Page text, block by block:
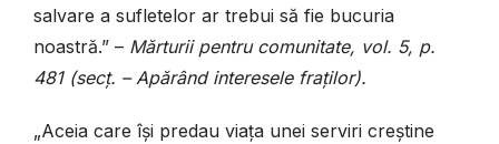
salvare a sufletelor ar trebui să fie bucuria
noastră.” – Mărturii pentru comunitate, vol. 5, p.
481 (secț. – Apărând interesele fraților).
„Aceia care își predau viața unei serviri creștine